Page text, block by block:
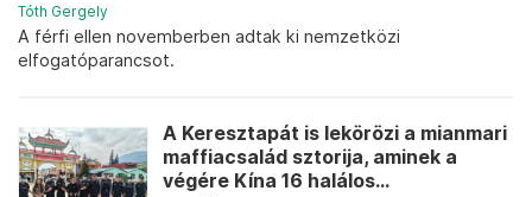
Tóth Gergely
A férfi ellen novemberben adtak ki nemzetközi
elfogatóparancsot.
A Keresztapát is lekörözi a mianmari
maffiacsalád sztorija, aminek a
végére Kína 16 halálos...